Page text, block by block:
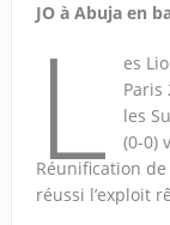
JO à Abuja en
L
es
Paris
les
(0-0)
Réunification de
réussi l’exploit